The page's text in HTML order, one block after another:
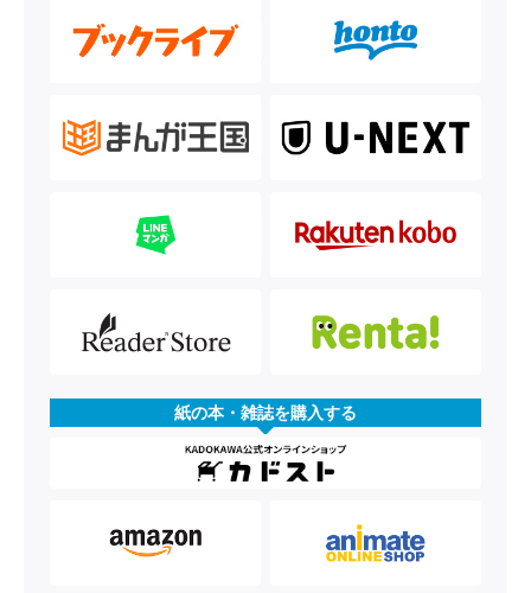
紙の本・雑誌を購入する